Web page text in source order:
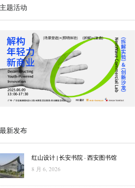
题活动
新发布
红山设计 | 长安书院 · 西安图书馆
8 月 6, 2026